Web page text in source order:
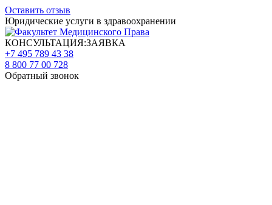
Оставить отзыв
Юридические услуги в здравоохранении
КОНСУЛЬТАЦИЯ:ЗАЯВКА
+7 495 789 43 38
8 800 77 00 728
Обратный звонок